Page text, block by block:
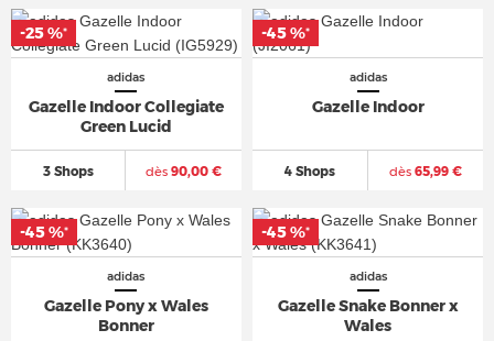
adidas
Gazelle Indoor Collegiate
Green Lucid
3 Shops dès90,00 €
-25 %*
adidas
Gazelle Indoor
4 Shops dès65,99 €
-45 %*
adidas
Gazelle Pony x Wales
Bonner
-45 %*
adidas
Gazelle Snake Bonner x
Wales
-45 %*